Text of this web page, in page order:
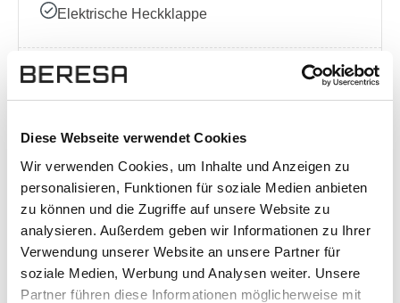
Diese Webseite verwendet Cookies
Wir verwenden Cookies, um Inhalte und Anzeigen zu
personalisieren, Funktionen für soziale Medien anbieten
zu können und die Zugriffe auf unsere Website zu
analysieren. Außerdem geben wir Informationen zu Ihrer
Verwendung unserer Website an unsere Partner für
soziale Medien, Werbung und Analysen weiter. Unsere
Partner führen diese Informationen möglicherweise mit
Elektrische Heckklappe
Exposé herunterladen [pdf]
Unsere Vorteile
wuddi Leasing Kauf